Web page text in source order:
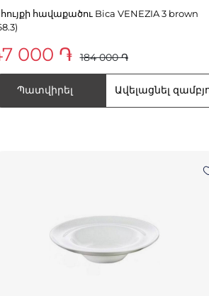
հավաքածու Bica VENEZIA 3 brown
000 ֏ 184 000 ֏
Պատվիրել Ավելացնել